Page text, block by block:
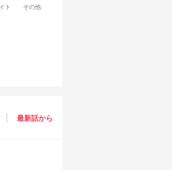
ト その他
最新話から